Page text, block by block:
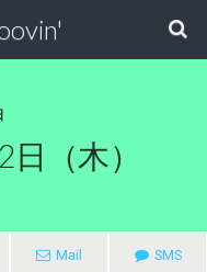
（木）
Mail SMS